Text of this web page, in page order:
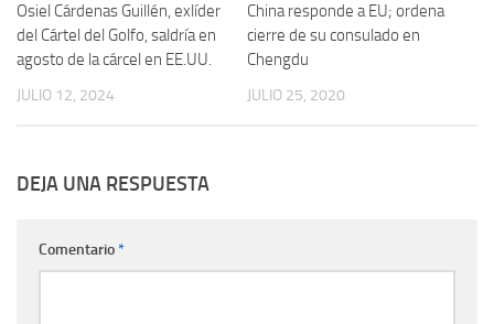
Osiel Cárdenas Guillén, exlíder
del Cártel del Golfo, saldría en
agosto de la cárcel en EE.UU.
JULIO 12, 2024
China responde a EU; ordena
cierre de su consulado en
Chengdu
JULIO 25, 2020
DEJA UNA RESPUESTA
Comentario*